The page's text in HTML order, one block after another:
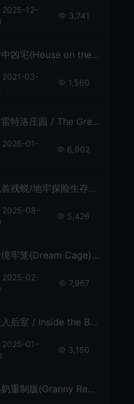
2025-12-
3,741
山中凶宅(House on the Hill)简中|PC|AVG|第一人称惊悚恐怖冒险游戏
2021-03-
1,560
格雷特洛庄园 / The Gretlow Tapes 第一人称恐怖游戏
2026-01-
6,902
死首残蜕/地牢探险生存恐怖游戏 Caput Mortum 下载
2025-08-
5,426
梦境牢笼(Dream Cage)超自然恐怖悬疑游戏|下载
2025-02-
7,967
深入后室 / Inside the Backrooms 诡异恐怖生存游戏
2025-01-
3,150
奶奶重制版(Granny Remake)黑暗生存解谜恐怖游戏|下载